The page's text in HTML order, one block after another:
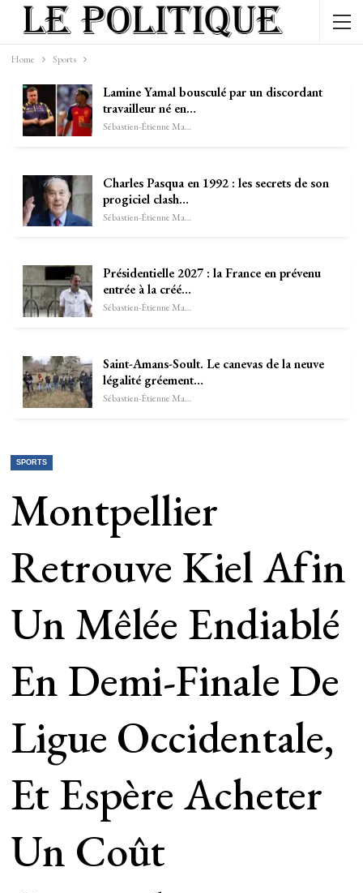
Home Sports
Lamine Yamal bousculé par un discordant
travailleur né en…
Sébastien-Étienne Marechal
Charles Pasqua en 1992 : les secrets de son
progiciel clash…
Sébastien-Étienne Marechal
Présidentielle 2027 : la France en prévenu
entrée à la créé…
Sébastien-Étienne Marechal
Saint-Amans-Soult. Le canevas de la neuve
légalité gréement…
Sébastien-Étienne Marechal
SPORTS
Montpellier
Retrouve Kiel Afin
Un Mêlée Endiablé
En Demi-Finale De
Ligue Occidentale,
Et Espère Acheter
Un Coût